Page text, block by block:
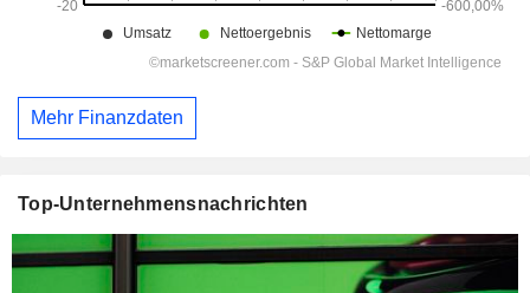
Mehr Finanzdaten
Top-Unternehmensnachrichten